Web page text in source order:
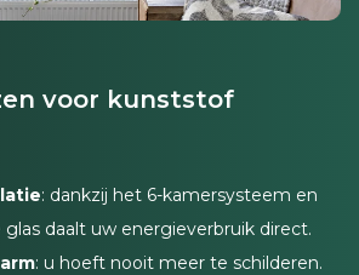
voor kunststof
: dankzij het 6-kamersysteem en
glas daalt uw energieverbruik direct.
: u hoeft nooit meer te schilderen.